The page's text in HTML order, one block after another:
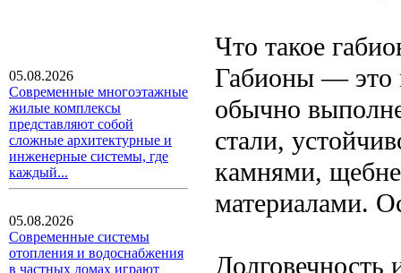
05.08.2026
Современные многоэтажные
жилые комплексы
представляют собой
сложные архитектурные и
инженерные системы, где
каждый...
05.08.2026
Современные системы
отопления и водоснабжения
в частных домах играют
Что такое
Габионы — это
обычно
стали,
камнями,
материалами.
Долговечность